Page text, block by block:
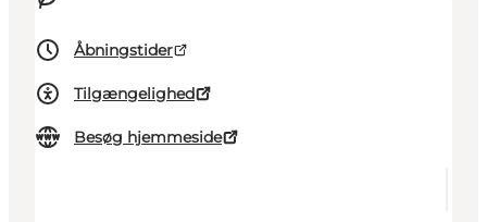
Åbningstider
Tilgængelighed
Besøg hjemmeside